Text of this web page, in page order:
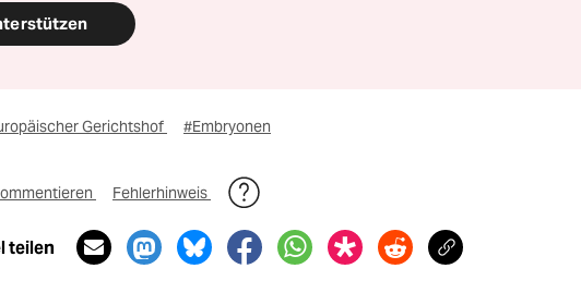
Gerichtshof #Embryonen
Fehlerhinweis
teilen